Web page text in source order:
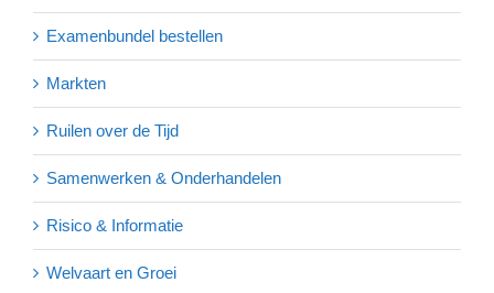
Examenbundel bestellen
Markten
Ruilen over de Tijd
Samenwerken & Onderhandelen
Risico & Informatie
Welvaart en Groei